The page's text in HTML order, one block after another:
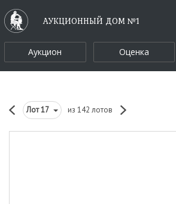
АУКЦИОННЫЙ ДОМ №1
Аукцион Оценка
Лот17 из 142 лотов